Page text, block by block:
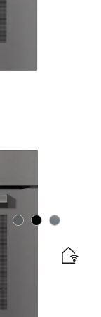
Kleur:Kleur:Kleur: